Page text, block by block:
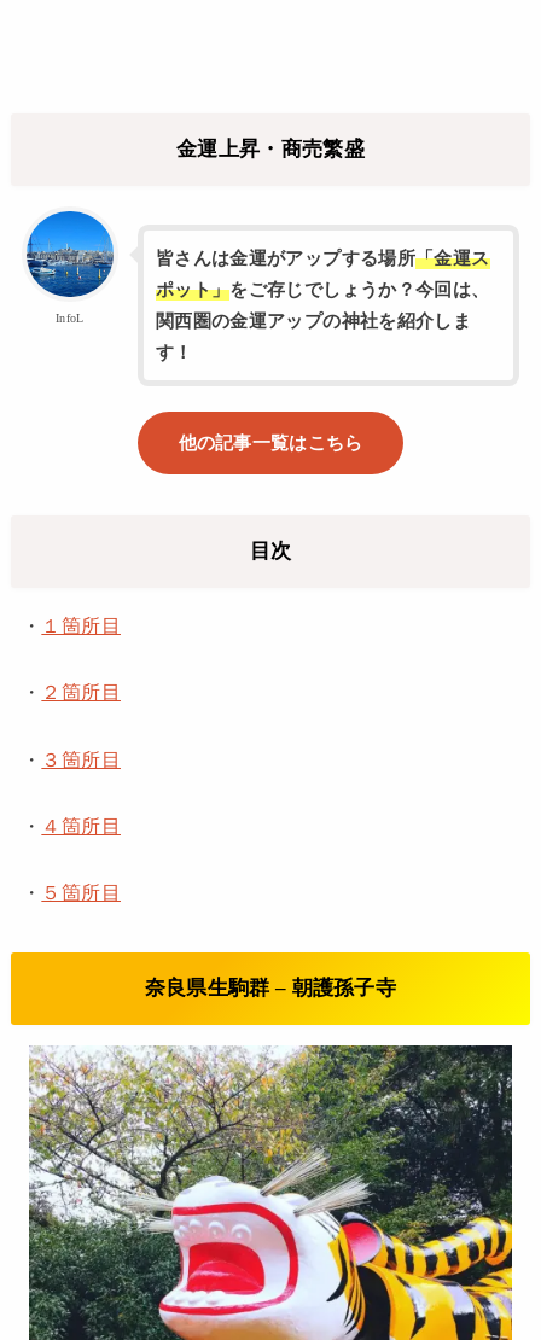
金運上昇・商売繁盛
InfoL
皆さんは金運がアップする場所「金運ス
ポット」をご存じでしょうか？今回は、
関西圏の金運アップの神社を紹介しま
す！
他の記事一覧はこちら
目次
・ １箇所目
・ ２箇所目
・ ３箇所目
・ ４箇所目
・ ５箇所目
奈良県生駒群 – 朝護孫子寺